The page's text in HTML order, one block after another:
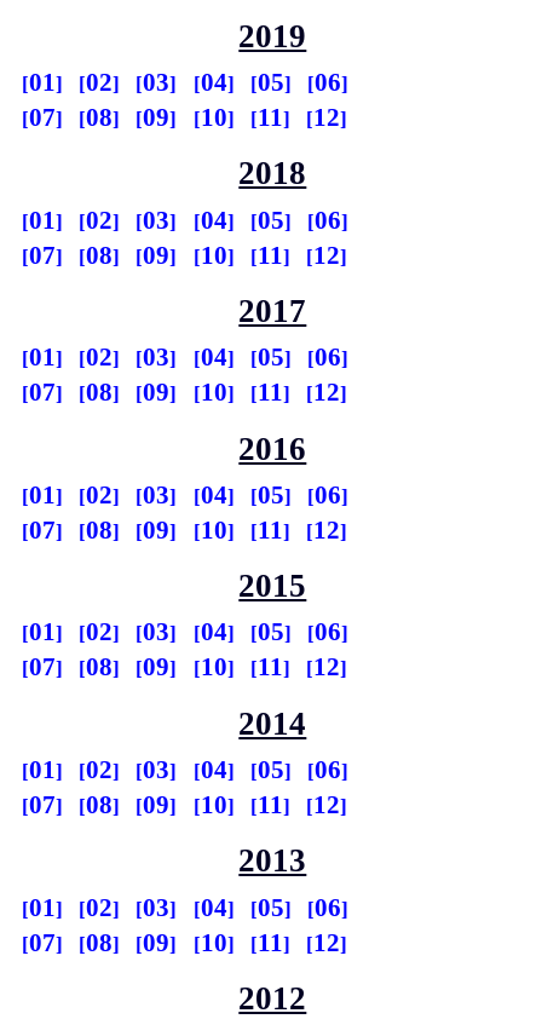
2019
01 02 03 04 05
06
07
08 09 10 11 12
2018
01 02 03 04 05
06
07
08 09 10 11 12
2017
01 02 03 04 05
06
07
08 09 10 11 12
2016
01 02 03 04 05
06
07
08 09 10 11 12
2015
01 02 03 04 05
06
07
08 09 10 11 12
2014
01 02 03 04 05
06
07
08 09 10 11 12
2013
01 02 03 04 05
06
07
08 09 10 11 12
2012